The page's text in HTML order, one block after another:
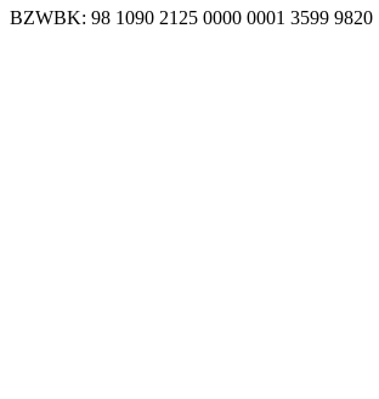
BZWBK: 98 1090 2125 0000 0001 3599 9820